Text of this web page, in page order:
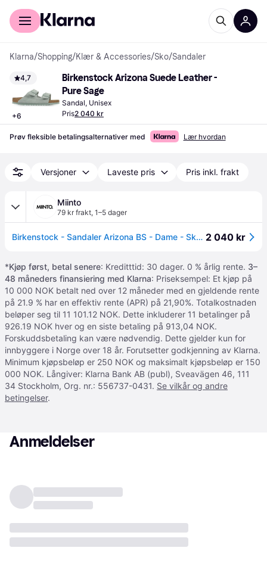
For kunder
Klarna/Shopping/Klær & Accessories/Sko/Sandaler
4,7
+6
Birkenstock Arizona Suede Leather -
Pure Sage
Sandal, Unisex
Pris2 040 kr
Prøv fleksible betalingsalternativer med Lær hvordan
Versjoner Laveste pris Pris inkl. frakt
Miinto
79 kr frakt, 1–5 dager
Birkenstock - Sandaler Arizona BS - Dame - Sko - Grønn - 37 EU 2 040 kr
*Kjøp først, betal senere: Kreditttid: 30 dager. 0 % årlig rente. 3–
48 måneders finansiering med Klarna: Priseksempel: Et kjøp på
10 000 NOK betalt ned over 12 måneder med en gjeldende rente
på 21.9 % har en effektiv rente (APR) på 21,90%. Totalkostnaden
beløper seg til 11 101.12 NOK. Dette inkluderer 11 betalinger på
926.19 NOK hver og en siste betaling på 913,04 NOK.
Forskuddsbetaling kan være nødvendig. Dette gjelder kun for
innbyggere i Norge over 18 år. Forutsetter godkjenning av Klarna.
Minimum kjøpsbeløp er 250 NOK og maksimalt kjøpsbeløp er 150
000 NOK. Långiver: Klarna Bank AB (publ), Sveavägen 46, 111
34 Stockholm, Org. nr.: 556737-0431. Se vilkår og andre
betingelser.
Anmeldelser